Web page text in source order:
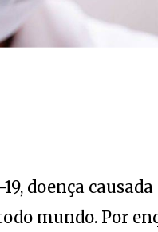
doença
mundo. Por